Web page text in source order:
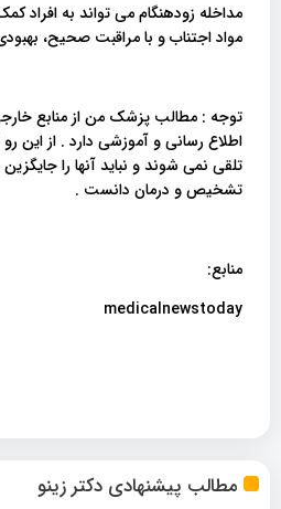
مطالب پیشنهادی دکتر زینو
مداخله زودهنگام می تواند به افراد
مواد اجتناب و با مراقبت صحیح،
توجه : مطالب پزشک من از منابع
اطلاع رسانی و آموزشی دارد . از
تلقی نمی شوند و نباید آنها را
تشخیص و درمان دانست .
منابع:
medicalnewstoday